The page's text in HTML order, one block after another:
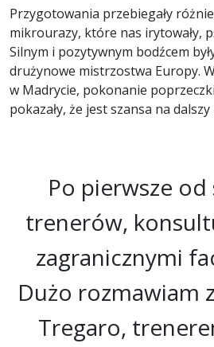
Przygotowania przebiegały
mikrourazy, które nas irytowały,
Silnym i pozytywnym bodźcem
drużynowe mistrzostwa Europy.
w Madrycie, pokonanie
pokazały, że jest szansa na
Po pierwsze od
trenerów,
zagranicznymi
Dużo rozmawiam
Tregaro,